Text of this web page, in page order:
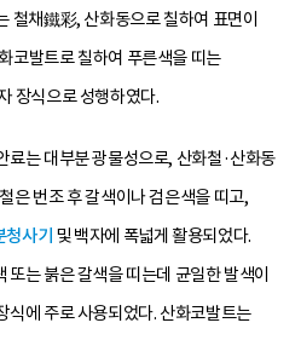
철채鐵彩, 산화동으로 칠하여 표면이
코발트로 칠하여 푸른색을 띠는
장식으로 성행하였다.
료는 대부분 광물성으로, 산화철·산화동
은 번조 후 갈색이나 검은색을 띠고,
청사기 및 백자에 폭넓게 활용되었다.
는 붉은 갈색을 띠는데 균일한 발색이
식에 주로 사용되었다. 산화코발트는